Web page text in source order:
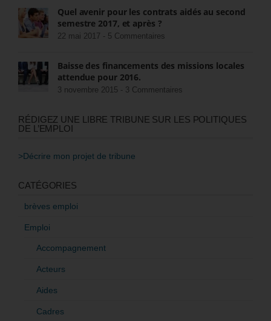
Quel avenir pour les contrats aidés au second
semestre 2017, et après ?
22 mai 2017 - 5 Commentaires
Baisse des financements des missions locales
attendue pour 2016.
3 novembre 2015 - 3 Commentaires
RÉDIGEZ UNE LIBRE TRIBUNE SUR LES POLITIQUES
DE L’EMPLOI
>Décrire mon projet de tribune
CATÉGORIES
brèves emploi
Emploi
Accompagnement
Acteurs
Aides
Cadres